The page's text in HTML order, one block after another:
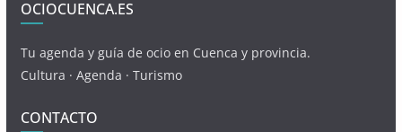
OCIOCUENCA.ES
Tu agenda y guía de ocio en Cuenca y provincia.
Cultura · Agenda · Turismo
CONTACTO